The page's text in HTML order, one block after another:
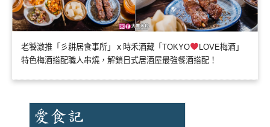
老饕激推「彡耕居食事所」ｘ時禾酒藏「TOKYO
LOVE梅酒」
特色梅酒搭配職人串燒，解鎖日式居酒屋最強餐酒搭配！